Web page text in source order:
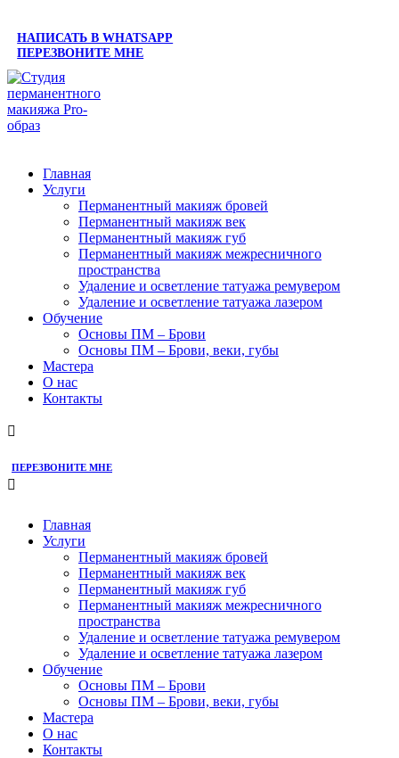
НАПИСАТЬ В WHATSAPP
ПЕРЕЗВОНИТЕ МНЕ
Главная
Услуги
Перманентный макияж бровей
Перманентный макияж век
Перманентный макияж губ
Перманентный макияж межресничного
пространства
Удаление и осветление татуажа ремувером
Удаление и осветление татуажа лазером
Обучение
Основы ПМ – Брови
Основы ПМ – Брови, веки, губы
Мастера
О нас
Контакты
ПЕРЕЗВОНИТЕ МНЕ
Главная
Услуги
Перманентный макияж бровей
Перманентный макияж век
Перманентный макияж губ
Перманентный макияж межресничного
пространства
Удаление и осветление татуажа ремувером
Удаление и осветление татуажа лазером
Обучение
Основы ПМ – Брови
Основы ПМ – Брови, веки, губы
Мастера
О нас
Контакты